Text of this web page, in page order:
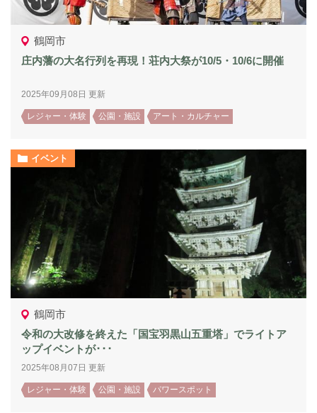
鶴岡市
庄内藩の大名行列を再現！荘内大祭が10/5・10/6に開催
2025年09月08日 更新
レジャー・体験 公園・施設 アート・カルチャー
イベント
鶴岡市
令和の大改修を終えた「国宝羽黒山五重塔」でライトア
ップイベントが･･･
2025年08月07日 更新
レジャー・体験 公園・施設 パワースポット